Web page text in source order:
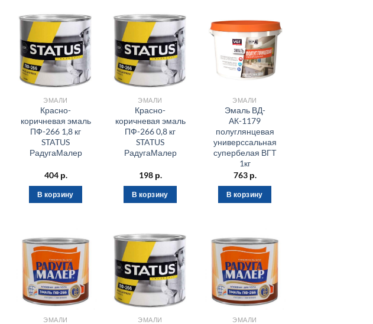
ЭМАЛИ
Красно-
коричневая эмаль
ПФ-266 1,8 кг
STATUS
РадугаМалер
404 р.
В корзину
ЭМАЛИ
Красно-
коричневая эмаль
ПФ-266 0,8 кг
STATUS
РадугаМалер
198 р.
В корзину
ЭМАЛИ
Эмаль ВД-
АК-1179
полуглянцевая
универссальная
супербелая ВГТ
1кг
763 р.
В корзину
ЭМАЛИ ЭМАЛИ ЭМАЛИ